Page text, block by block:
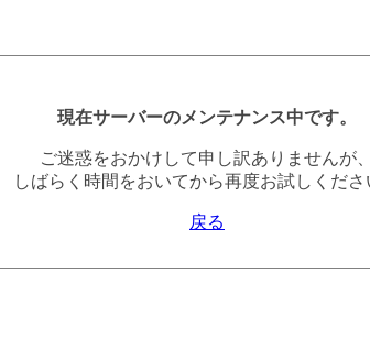
現在サーバーのメンテナンス中です。
ご迷惑をおかけして申し訳ありませんが、
しばらく時間をおいてから再度お試しくださ
戻る